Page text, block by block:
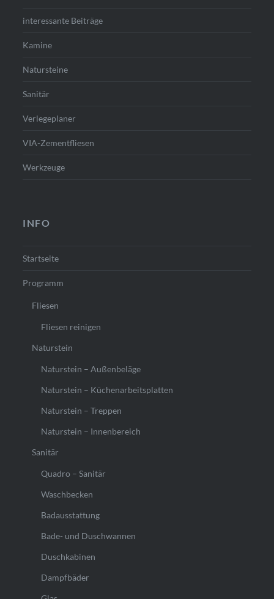
interessante Beiträge
Kamine
Natursteine
Sanitär
Verlegeplaner
VIA-Zementfliesen
Werkzeuge
INFO
Startseite
Programm
Fliesen
Fliesen reinigen
Naturstein
Naturstein – Außenbeläge
Naturstein – Küchenarbeitsplatten
Naturstein – Treppen
Naturstein – Innenbereich
Sanitär
Quadro – Sanitär
Waschbecken
Badausstattung
Bade- und Duschwannen
Duschkabinen
Dampfbäder